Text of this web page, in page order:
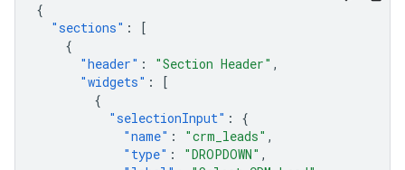
{
"sections" :
[
{
"header" : "Section Header" ,
"widgets" :
[
{
"selectionInput" :
{
"name" : "crm_leads" ,
"type" : "DROPDOWN" ,